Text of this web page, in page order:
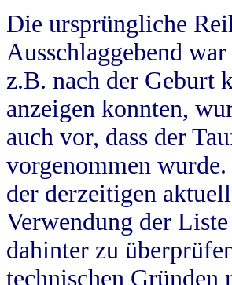
Die ursprüngliche
Ausschlaggebend
z.B. nach der Geburt
anzeigen konnten,
auch vor, dass der
vorgenommen
der derzeitigen
Verwendung der
dahinter zu
technischen Gründen